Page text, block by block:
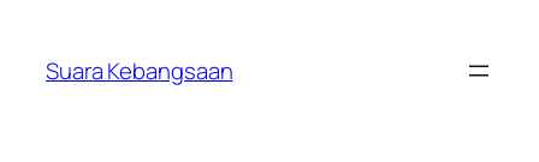
konten
Suara Kebangsaan